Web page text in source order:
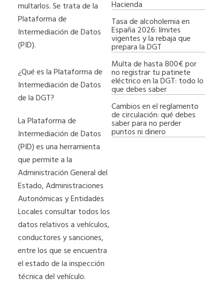
multarlos. Se trata de la
Plataforma de
Intermediación de Datos
(PID).
¿Qué es la Plataforma de
Intermediación de Datos
de la DGT?
La Plataforma de
Intermediación de Datos
(PID) es una herramienta
que permite a la
Administración General del
Estado, Administraciones
Autonómicas y Entidades
Locales consultar todos los
datos relativos a vehículos,
conductores y sanciones,
entre los que se encuentra
el estado de la inspección
técnica del vehículo.
Hacienda
Tasa de alcoholemia en
España 2026: límites
vigentes y la rebaja que
prepara la DGT
Multa de hasta 800€ por
no registrar tu patinete
eléctrico en la DGT: todo lo
que debes saber
Cambios en el reglamento
de circulación: qué debes
saber para no perder
puntos ni dinero